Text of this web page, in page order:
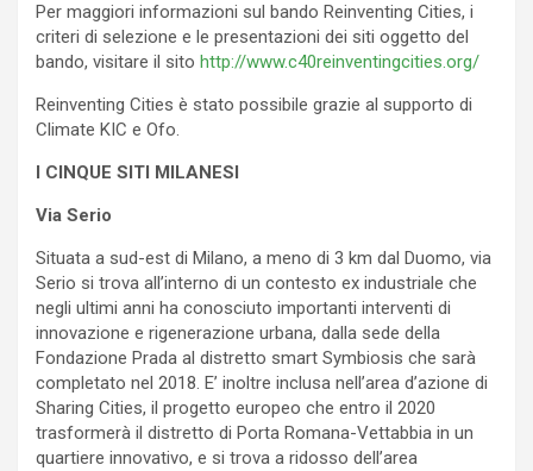
Per maggiori informazioni sul bando Reinventing Cities, i
criteri di selezione e le presentazioni dei siti oggetto del
bando, visitare il sito http://www.c40reinventingcities.org/
Reinventing Cities è stato possibile grazie al supporto di
Climate KIC e Ofo.
I CINQUE SITI MILANESI
Via Serio
Situata a sud-est di Milano, a meno di 3 km dal Duomo, via
Serio si trova all’interno di un contesto ex industriale che
negli ultimi anni ha conosciuto importanti interventi di
innovazione e rigenerazione urbana, dalla sede della
Fondazione Prada al distretto smart Symbiosis che sarà
completato nel 2018. E’ inoltre inclusa nell’area d’azione di
Sharing Cities, il progetto europeo che entro il 2020
trasformerà il distretto di Porta Romana-Vettabbia in un
quartiere innovativo, e si trova a ridosso dell’area